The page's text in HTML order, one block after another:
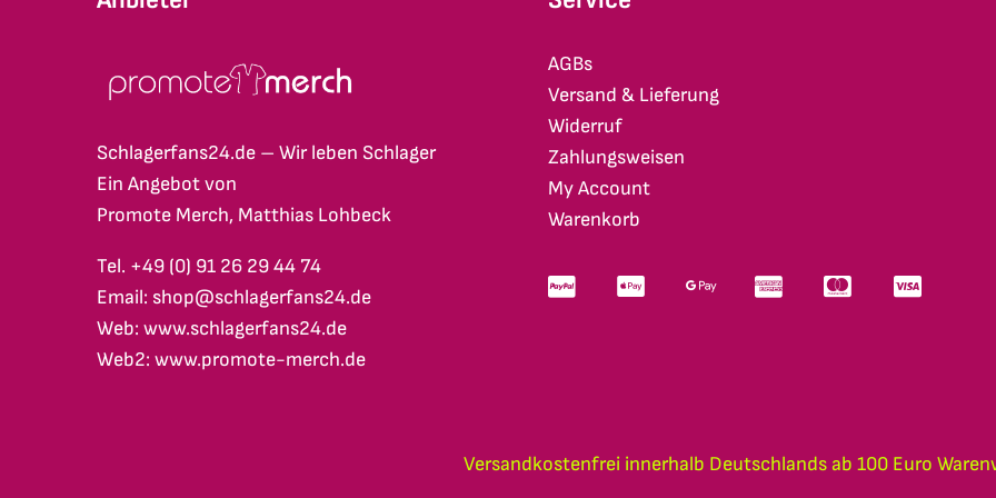
Schlagerfans24.de – Wir leben Schlager
Ein Angebot von
Promote Merch, Matthias Lohbeck
Tel. +49 (0) 91 26 29 44 74
Email: shop@schlagerfans24.de
Web: www.schlagerfans24.de
Web2: www.promote-merch.de
AGBs
Versand & Lieferung
Widerruf
Zahlungsweisen
My Account
Warenkorb
Versandkostenfrei innerhalb Deutschlands ab 100 Euro